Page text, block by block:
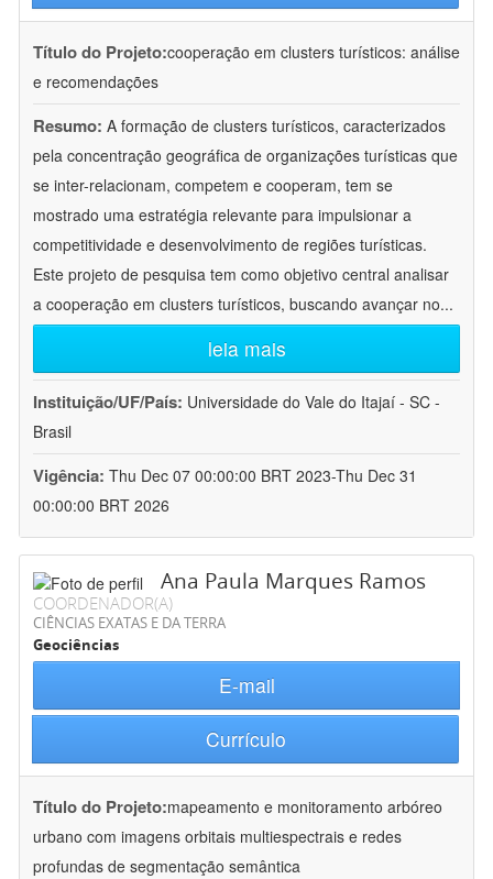
Título do Projeto:cooperação em clusters turísticos: análise
e recomendações
Resumo: A formação de clusters turísticos, caracterizados
pela concentração geográfica de organizações turísticas que
se inter-relacionam, competem e cooperam, tem se
mostrado uma estratégia relevante para impulsionar a
competitividade e desenvolvimento de regiões turísticas.
Este projeto de pesquisa tem como objetivo central analisar
a cooperação em clusters turísticos, buscando avançar no...
leia mais
Instituição/UF/País: Universidade do Vale do Itajaí - SC -
Brasil
Vigência: Thu Dec 07 00:00:00 BRT 2023-Thu Dec 31
00:00:00 BRT 2026
Ana Paula Marques Ramos
COORDENADOR(A)
CIÊNCIAS EXATAS E DA TERRA
Geociências
E-mail
Currículo
Título do Projeto:mapeamento e monitoramento arbóreo
urbano com imagens orbitais multiespectrais e redes
profundas de segmentação semântica